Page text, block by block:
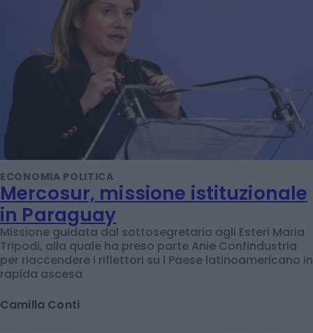
ECONOMIA POLITICA
Mercosur, missione istituzionale
in Paraguay
Missione guidata dal sottosegretario agli Esteri Maria
Tripodi, alla quale ha preso parte Anie Confindustria
per riaccendere i riflettori su l Paese latinoamericano in
rapida ascesa
Camilla Conti